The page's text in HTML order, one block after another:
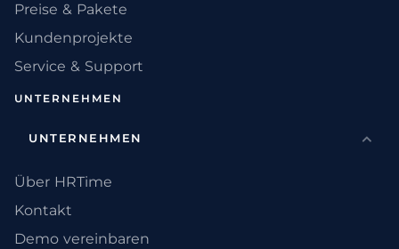
Preise & Pakete
Kundenprojekte
Service & Support
UNTERNEHMEN
UNTERNEHMEN
Über HRTime
Kontakt
Demo vereinbaren